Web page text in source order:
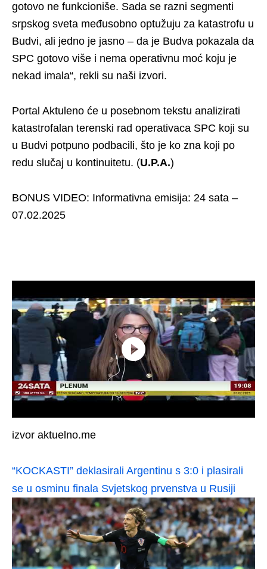
gotovo ne funkcioniše. Sada se razni segmenti
srpskog sveta međusobno optužuju za katastrofu u
Budvi, ali jedno je jasno – da je Budva pokazala da
SPC gotovo više i nema operativnu moć koju je
nekad imala“, rekli su naši izvori.
Portal Aktuleno će u posebnom tekstu analizirati
katastrofalan terenski rad operativaca SPC koji su
u Budvi potpuno podbacili, što je ko zna koji po
redu slučaj u kontinuitetu. (U.P.A.)
BONUS VIDEO: Informativna emisija: 24 sata –
07.02.2025
izvor aktuelno.me
“KOCKASTI” deklasirali Argentinu s 3:0 i plasirali
se u osminu finala Svjetskog prvenstva u Rusiji